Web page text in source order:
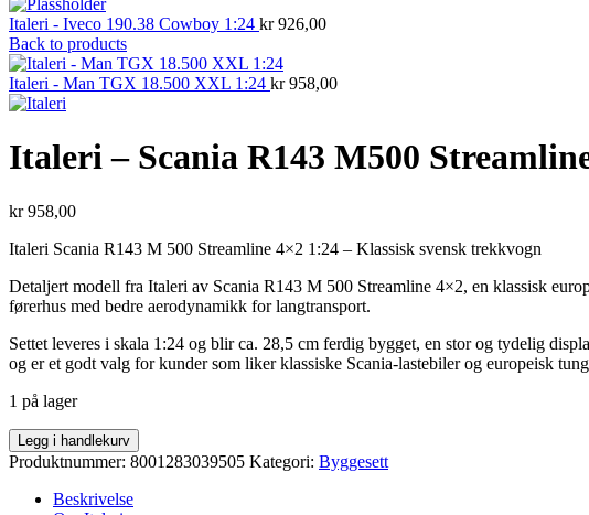
Italeri - Iveco 190.38 Cowboy 1:24 kr926,00
Back to products
Italeri - Man TGX 18.500 XXL 1:24 kr958,00
Italeri – Scania R143 M500
kr958,00
Italeri Scania R143 M 500 Streamline 4×2 1:24 – Klassisk svensk trekkvogn
Detaljert modell fra Italeri av Scania R143 M 500 Streamline 4×2, en klassisk
førerhus med bedre aerodynamikk for langtransport.
Settet leveres i skala 1:24 og blir ca. 28,5 cm ferdig bygget, en stor og tydelig
og er et godt valg for kunder som liker klassiske Scania-lastebiler og europeisk
1 på lager
Italeri
-
R143
Legg i handlekurv
Produktnummer: 8001283039505 Kategori: Byggesett
Beskrivelse